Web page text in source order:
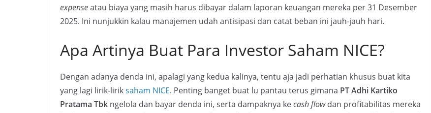
expenseatau biaya yang masih harus dibayar dalam laporan keuangan mereka per 31 Desember
2025. Ini nunjukkin kalau manajemen udah antisipasi dan catat beban ini jauh-jauh hari.
Apa Artinya Buat Para Investor Saham NICE?
Dengan adanya denda ini, apalagi yang kedua kalinya, tentu aja jadi perhatian khusus buat kita
yang lagi lirik-liriksaham NICE. Penting banget buat lu pantau terus gimana PT Adhi Kartiko
Pratama Tbk ngelola dan bayar denda ini, serta dampaknya kecash flowdan profitabilitas mereka